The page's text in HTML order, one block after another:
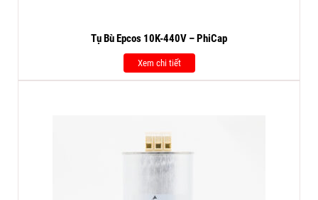
Tụ Bù Epcos 10K-440V – PhiCap
Xem chi tiết